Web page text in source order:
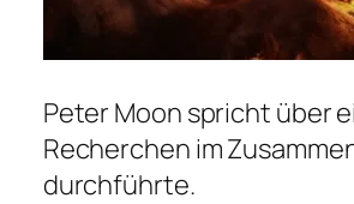
Peter Moon spricht über
Recherchen im
durchführte.